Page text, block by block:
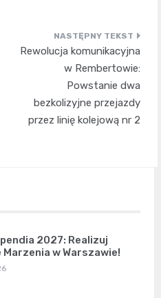
Rewolucja komunikacyjna
w Rembertowie:
Powstanie dwa
bezkolizyjne przejazdy
przez linię kolejową nr 2
2027: Realizuj
w Warszawie!